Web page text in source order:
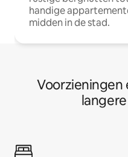
handige
midden in de stad.
Voorzieningen